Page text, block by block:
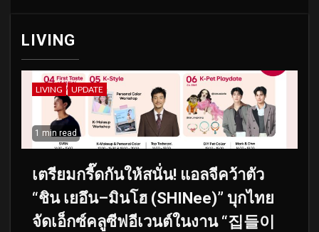
LIVING
LIVING UPDATE
1 min read
เตรียมกรี๊ดกันให้สนั่น! แอลจีคว้าตัว
“ชิน เยอึน–มินโฮ (SHINee)” บุกไทย
จัดเอ็กซ์คลูซีฟอีเวนต์ในงาน “집들이